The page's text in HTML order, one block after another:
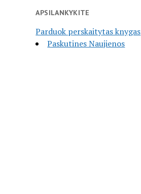
APSILANKYKITE
Parduok perskaitytas knygas
Paskutines Naujienos